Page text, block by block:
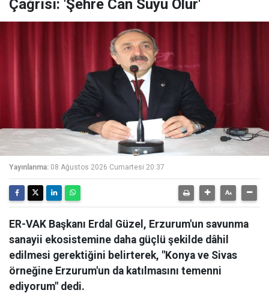
Çağrısı: 'Şehre Can Suyu Olur'
Yayınlanma: 08 Ağustos 2026 Cumartesi 20:37
ER-VAK Başkanı Erdal Güzel, Erzurum'un savunma
sanayii ekosistemine daha güçlü şekilde dâhil
edilmesi gerektiğini belirterek, "Konya ve Sivas
örneğine Erzurum'un da katılmasını temenni
ediyorum" dedi.